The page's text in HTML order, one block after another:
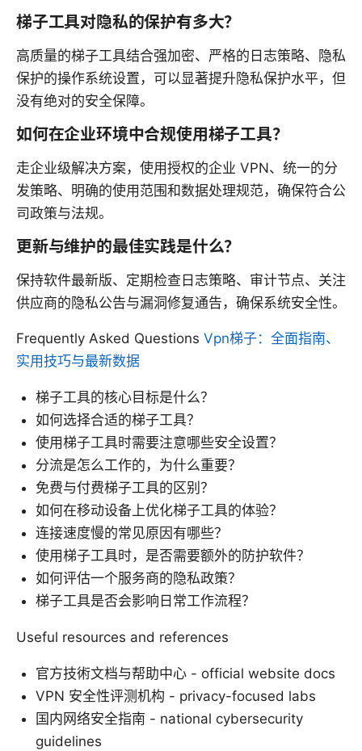
梯子工具对隐私的保护有多大？
高质量的梯子工具结合强加密、严格的日志策略、隐私
保护的操作系统设置，可以显著提升隐私保护水平，但
没有绝对的安全保障。
如何在企业环境中合规使用梯子工具？
走企业级解决方案，使用授权的企业 VPN、统一的分
发策略、明确的使用范围和数据处理规范，确保符合公
司政策与法规。
更新与维护的最佳实践是什么？
保持软件最新版、定期检查日志策略、审计节点、关注
供应商的隐私公告与漏洞修复通告，确保系统安全性。
Frequently Asked Questions Vpn梯子：全面指南、
实用技巧与最新数据
梯子工具的核心目标是什么？
如何选择合适的梯子工具？
使用梯子工具时需要注意哪些安全设置？
分流是怎么工作的，为什么重要？
免费与付费梯子工具的区别？
如何在移动设备上优化梯子工具的体验？
连接速度慢的常见原因有哪些？
使用梯子工具时，是否需要额外的防护软件？
如何评估一个服务商的隐私政策？
梯子工具是否会影响日常工作流程？
Useful resources and references
官方技術文档与帮助中心 - official website docs
VPN 安全性评测机构 - privacy-focused labs
国内网络安全指南 - national cybersecurity
guidelines